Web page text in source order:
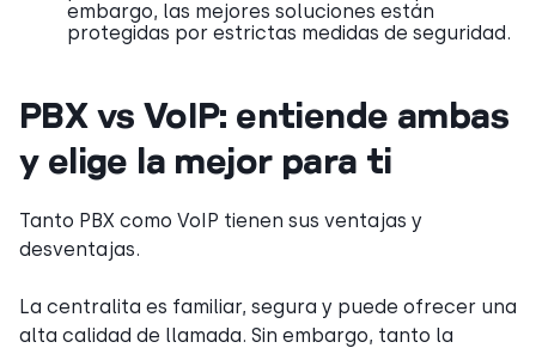
embargo, las mejores soluciones están
protegidas por estrictas medidas de seguridad.
PBX vs VoIP: entiende ambas
y elige la mejor para ti
Tanto PBX como VoIP tienen sus ventajas y
desventajas.
La centralita es familiar, segura y puede ofrecer una
alta calidad de llamada. Sin embargo, tanto la